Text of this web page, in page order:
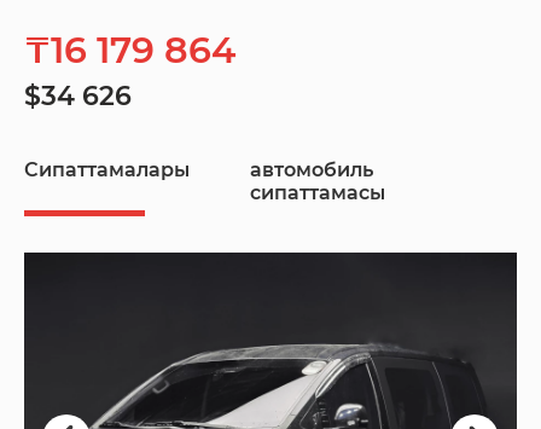
₸16 179 864
$34 626
Сипаттамалары
автомобиль
сипаттамасы